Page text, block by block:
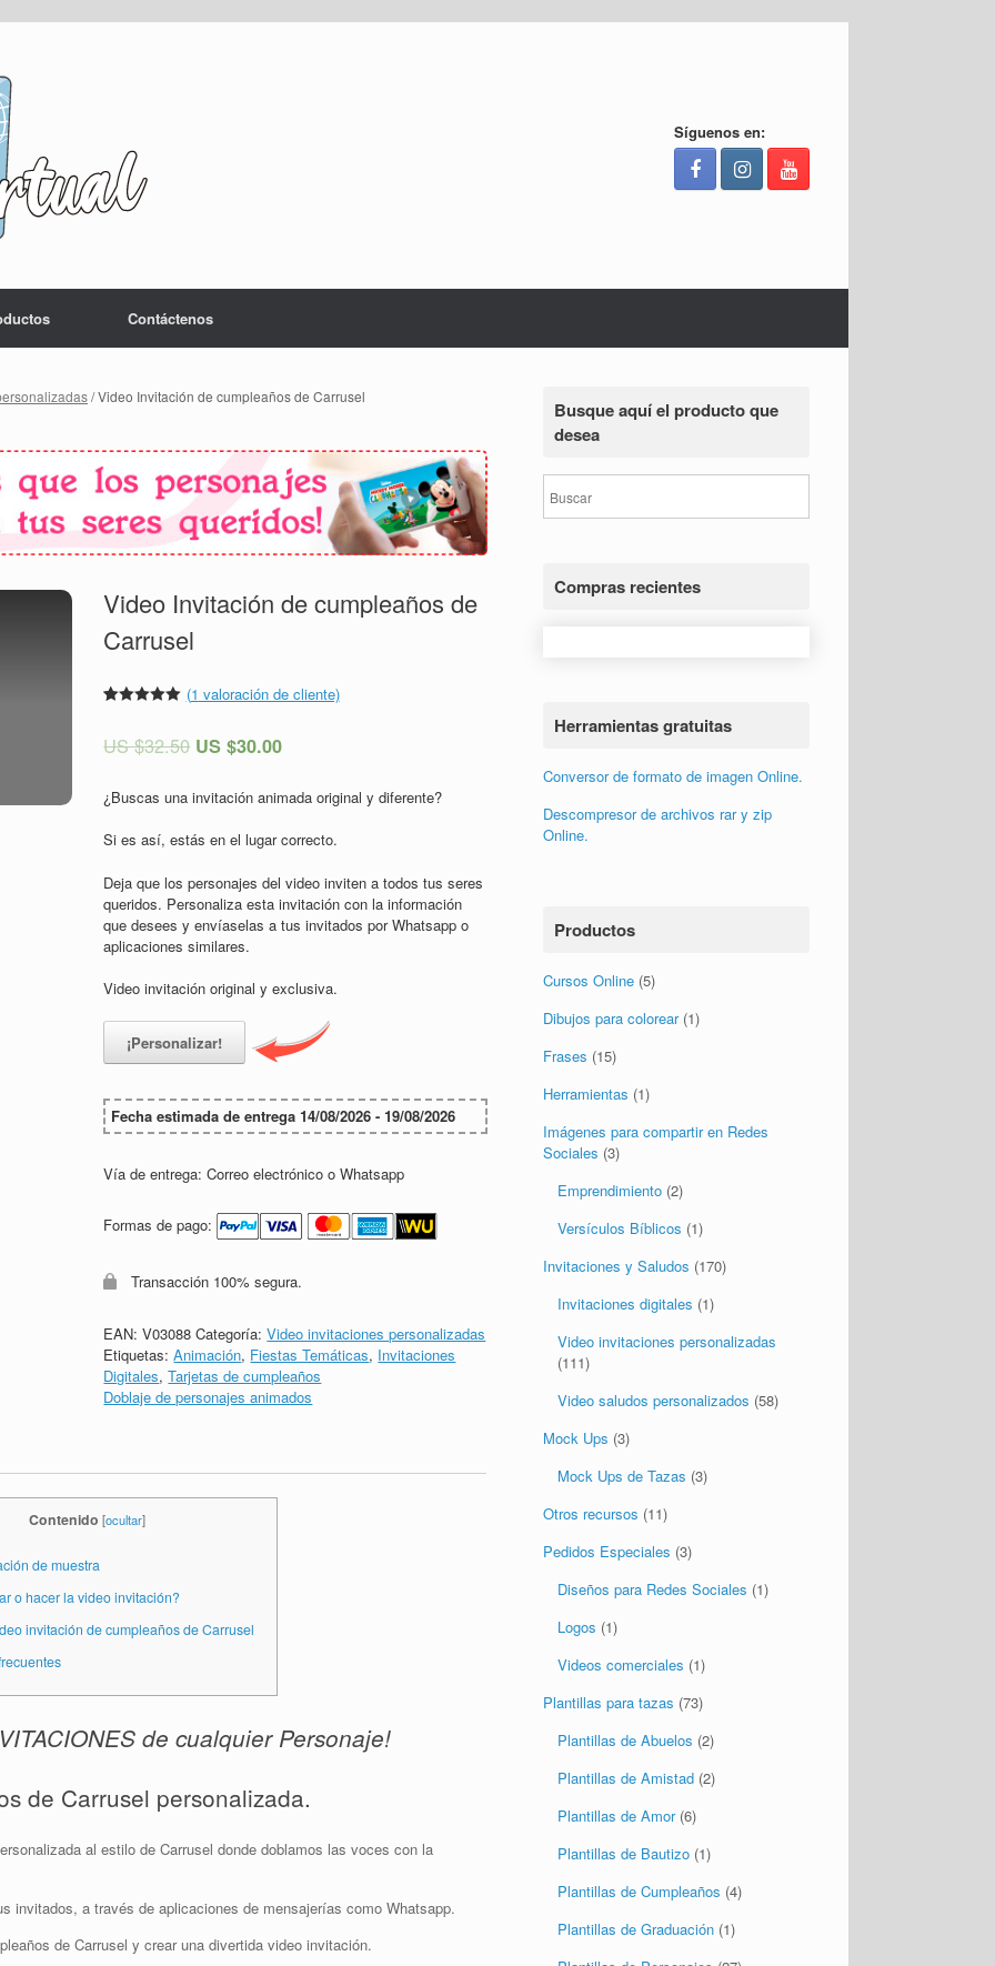
Síguenos en:
Contáctenos
/ Video Invitación de cumpleaños de Carrusel
Video Invitación de cumpleaños de
Carrusel
5 basado
(1 valoración de cliente)
US $32.50 US $30.00
¿Buscas una invitación animada original y diferente?
Si es así, estás en el lugar correcto.
Deja que los personajes del video inviten a todos tus seres
queridos. Personaliza esta invitación con la información
que desees y envíaselas a tus invitados por Whatsapp o
aplicaciones similares.
Video invitación original y exclusiva.
¡Personalizar!
Fecha estimada de entrega 14/08/2026 - 19/08/2026
Vía de entrega: Correo electrónico o Whatsapp
Formas de pago:
Transacción 100% segura.
EAN:V03088 Categoría:Video invitaciones personalizadas
Etiquetas:Animación, Fiestas Temáticas, Invitaciones
Digitales,Tarjetas de cumpleaños
Doblaje de personajes animados
Contenido [ocultar]
de muestra
o hacer la video invitación?
invitación de cumpleaños de Carrusel
de cualquier Personaje!
de Carrusel personalizada.
al estilo de Carrusel donde doblamos las voces con la
invitados, a través de aplicaciones de mensajerías como Whatsapp.
de Carrusel y crear una divertida video invitación.
Busque aquí el producto que
desea
Compras recientes
para niños y adultos
Conversor de formato de imagen Online.
Descompresor de archivos rar y zip
Productos
Cursos Online (5)
Dibujos para colorear
Frases
(15)
Herramientas
(1)
Imágenes para compartir en Redes
Sociales (3)
Emprendimiento (2)
Versículos Bíblicos
Invitaciones y Saludos
Invitaciones digitales (1)
Video invitaciones personalizadas
(111)
Video saludos personalizados
Mock Ups (3)
Mock Ups de Tazas
Otros recursos (11)
Pedidos Especiales (3)
Diseños para Redes Sociales
Logos (1)
Videos comerciales (1)
Plantillas para tazas (73)
Plantillas de Abuelos (2)
Plantillas de Amistad (2)